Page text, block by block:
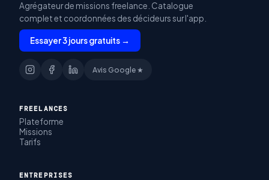
Agrégateur de missions freelance. Catalogue
complet et coordonnées des décideurs sur l'app.
Essayer 3 jours gratuits →
Avis Google ★
FREELANCES
Plateforme
Missions
Tarifs
ENTREPRISES